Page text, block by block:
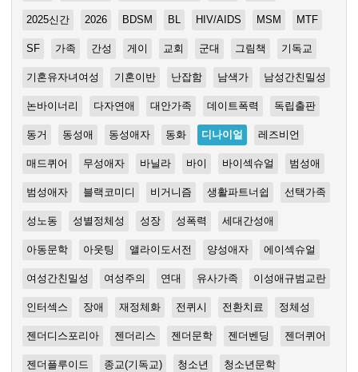
2025신간 2026 BDSM BL HIV/AIDS MSM MTF
SF 가족 간성 게이 교회 군대 그림책 기독교
기혼유자녀여성 기혼이반 난잡함 남색가 남성간친밀성
논바이너리 다자연애 대안가족 데이트폭력 독립출판
동거 동성애 동성애자 동화 디나이얼 레즈비언
매드퀴어 무성애자 바닐라 바이 바이섹슈얼 범성애
범성애자 블랙코미디 비거니즘 생활파트너쉽 선택가족
성노동 성별정체성 성장 성폭력 세대간성애
아동문학 아웃팅 앨라이도서전 양성애자 에이섹슈얼
여성간친밀성 여성주의 연대 유사가족 이성애규범교란
인터섹스 장애 재정체화 전퀴시 전환치료 정체성
젠더디스포리아 젠더리스 젠더문학 젠더벤딩 젠더퀴어
젠더플루이드 종교(기독교) 청소년 청소년문학